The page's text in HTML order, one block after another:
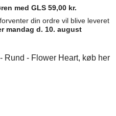
med GLS 59,00 kr.
din ordre vil blive leveret
mandag d. 10. august
Rund - Flower Heart, køb her